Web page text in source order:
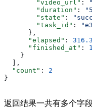
        "video_url"
:
        "duration"
:
        "state"
:
        "task_id"
:
      },
      "elapsed"
:
      "finished_at"
:
    }
  ],
  "count"
: 2
}
返回结果一共有多个字